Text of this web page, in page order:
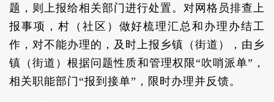
题，则上报给相关部门进行处置。对网格员排查上
报事项，村（社区）做好梳理汇总和办理办结工
作，对不能办理的，及时上报乡镇（街道），由乡
镇（街道）根据问题性质和管理权限“吹哨派单”，
相关职能部门“报到接单”，限时办理并反馈。